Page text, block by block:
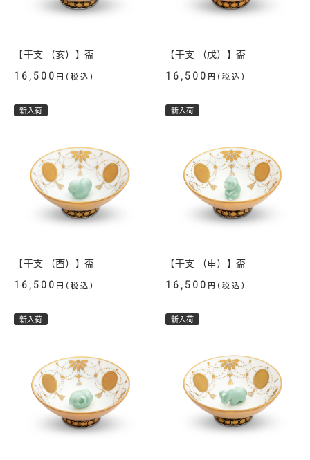
【干支 （亥）】盃
16,500 円(税込)
【干支 （戌）】盃
16,500 円(税込)
新入荷
【干支 （酉）】盃
16,500 円(税込)
新入荷
【干支 （申）】盃
16,500 円(税込)
新入荷 新入荷